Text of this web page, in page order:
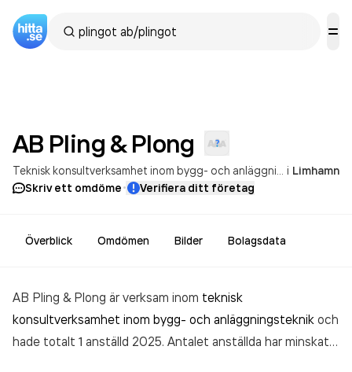
AB Pling & Plong
i Limhamn
Skriv ett omdöme· Verifiera ditt företag
Överblick Omdömen Bilder Bolagsdata
AB Pling & Plong är verksam inom teknisk
konsultverksamhet inom bygg- och anläggningsteknik och
hade totalt 1 anställd 2025. Antalet anställda har minskat